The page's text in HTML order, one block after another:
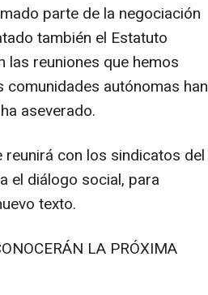
parte de la negociación
también el Estatuto
las reuniones que hemos
autónomas han
aseverado.
con los sindicatos del
el diálogo social, para
texto.
LA PRÓXIMA